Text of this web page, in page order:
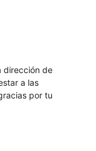
dirección de
a las
por tu